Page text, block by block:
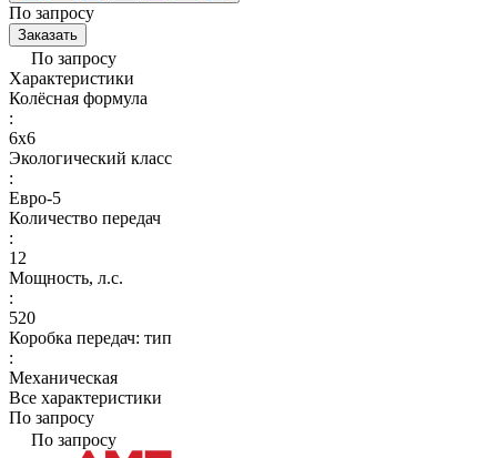
По запросу
Заказать
По запросу
Характеристики
Колёсная формула
:
6x6
Экологический класс
:
Евро-5
Количество передач
:
12
Мощность, л.с.
:
520
Коробка передач: тип
:
Механическая
Все характеристики
По запросу
По запросу